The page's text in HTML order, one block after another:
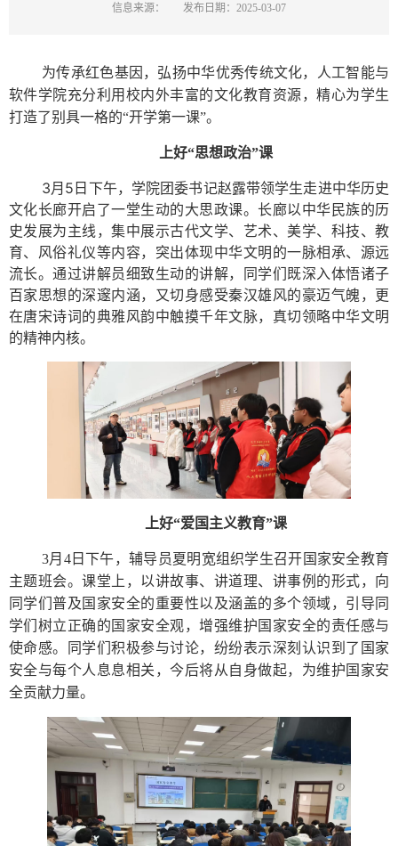
信息来源： 发布日期：2025-03-07
为传承红色基因，弘扬中华优秀传统文化，人工智能与
软件学院充分利用校内外丰富的文化教育资源，精心为学生
打造了别具一格的“开学第一课”。
上好“思想政治”课
3月5日下午，学院团委书记赵露带领学生走进中华历史
文化长廊开启了一堂生动的大思政课。长廊以中华民族的历
史发展为主线，集中展示古代文学、艺术、美学、科技、教
育、风俗礼仪等内容，突出体现中华文明的一脉相承、源远
流长。通过讲解员细致生动的讲解，同学们既深入体悟诸子
百家思想的深邃内涵，又切身感受秦汉雄风的豪迈气魄，更
在唐宋诗词的典雅风韵中触摸千年文脉，真切领略中华文明
的精神内核。
上好“爱国主义教育”课
3月4日下午，辅导员夏明宽组织学生召开国家安全教育
主题班会。课堂上，以讲故事、讲道理、讲事例的形式，向
同学们普及国家安全的重要性以及涵盖的多个领域，引导同
学们树立正确的国家安全观，增强维护国家安全的责任感与
使命感。同学们积极参与讨论，纷纷表示深刻认识到了国家
安全与每个人息息相关，今后将从自身做起，为维护国家安
全贡献力量。